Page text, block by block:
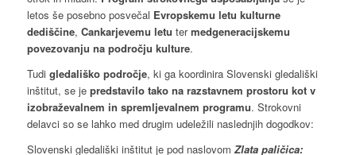
letos še posebno posvečal Evropskemu letu kulturne
dediščine, Cankarjevemu letu termedgeneracijskemu
povezovanju na področju kulture.
Tudi gledališko področje, ki ga koordinira Slovenski gledališki
inštitut, se je predstavilo tako na razstavnem prostoru kot v
izobraževalnem in spremljevalnem programu. Strokovni
delavci so se lahko med drugim udeležili naslednjih dogodkov:
Slovenski gledališki inštitut je pod naslovom Zlata paličica: